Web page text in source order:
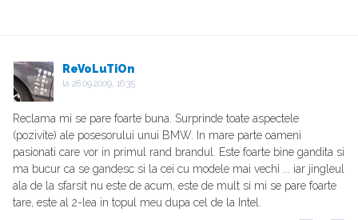
ReVoLuTiOn
la 28.09.2009, 16:35
Reclama mi se pare foarte buna. Surprinde toate aspectele
(pozivite) ale posesorului unui BMW. In mare parte oameni
pasionati care vor in primul rand brandul. Este foarte bine gandita si
ma bucur ca se gandesc si la cei cu modele mai vechi ... iar jingleul
ala de la sfarsit nu este de acum, este de mult si mi se pare foarte
tare, este al 2-lea in topul meu dupa cel de la Intel.